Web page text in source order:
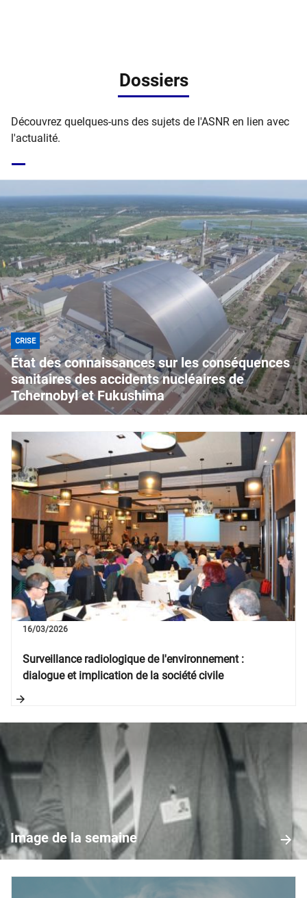
Dossiers
Découvrez quelques-uns des sujets de l'ASNR en lien avec
l'actualité.
CRISE
État des connaissances sur les conséquences
sanitaires des accidents nucléaires de
Tchernobyl et Fukushima
Image de la semaine
Image
de
semaine
Surveillance radiologique de l'environnement :
dialogue et implication de la société civile
16/03/2026